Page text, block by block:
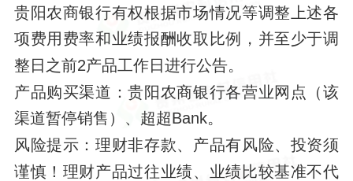
贵阳农商银行有权根据市场情况等调整上述各
项费用费率和业绩报酬收取比例，并至少于调
整日之前2产品工作日进行公告。
产品购买渠道：贵阳农商银行各营业网点 （该
渠道暂停销售 ） 、超超Bank。
风险提示：理财非存款、产品有风险、投资须
谨慎！理财产品过往业绩、业绩比较基准不代